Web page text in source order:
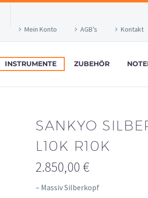
Mein Konto
AGB’s Kontakt
INSTRUMENTE ZUBEHÖR
SANKYO
L10K R10K
2.850,00 €
– Massiv Silberkopf